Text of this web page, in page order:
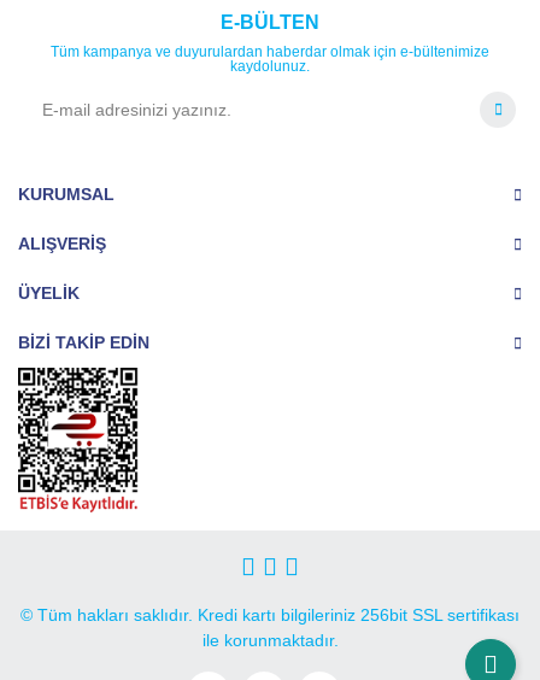
Yorum Yaz
Soru Sor
E-BÜLTEN
Tüm kampanya ve duyurulardan haberdar olmak için e-bültenimize
kaydolunuz.
KURUMSAL
ALIŞVERİŞ
ÜYELİK
BİZİ TAKİP EDİN
© Tüm hakları saklıdır. Kredi kartı bilgileriniz 256bit SSL sertifikası
ile korunmaktadır.